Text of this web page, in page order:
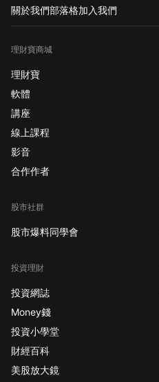
關於我們部落格加入我們
理財寶商城
理財寶
軟體
講座
線上課程
影音
合作作者
股市社群
股市爆料同學會
投資理財
投資網誌
Money錢
投資小學堂
財經百科
美股放大鏡